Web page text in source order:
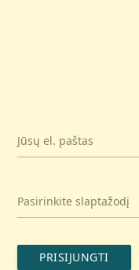
Jūsų el. paštas
Pasirinkite slaptažodį
PRISIJUNGTI